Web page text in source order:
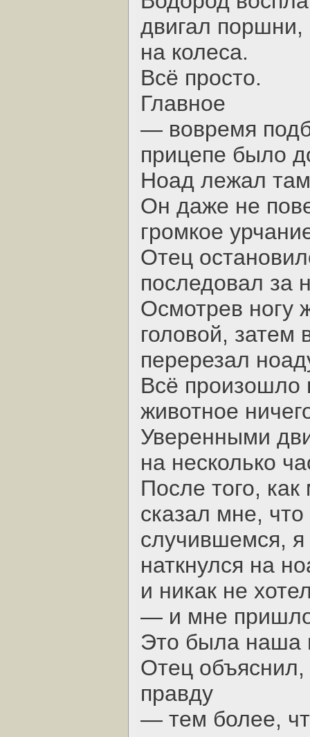
двигал поршни,
на колеса.
Всё просто.
Главное
— вовремя
прицепе было
Ноад лежал
Он даже не
громкое
Отец
последовал за
Осмотрев ногу
головой,
перерезал
Всё произошло
животное
Уверенными
на несколько
После того,
сказал мне,
случившемся, я
наткнулся на
и никак не
— и мне
Это была наша
Отец объяснил,
правду
— тем более,